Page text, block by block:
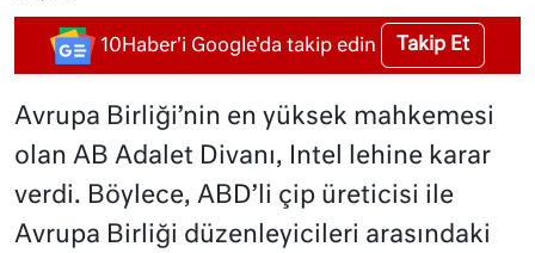
10Haber'i Google'da takip edin Takip Et
Avrupa Birliği’nin en yüksek mahkemesi
olan AB Adalet Divanı, Intel lehine karar
verdi. Böylece, ABD’li çip üreticisi ile
Avrupa Birliği düzenleyicileri arasındaki